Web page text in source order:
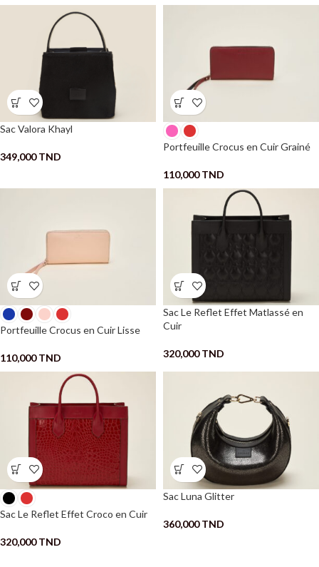
Sac Valora Khayl
349,000TND
Portfeuille Crocus en Cuir Grainé
110,000TND
Portfeuille Crocus en Cuir Lisse
110,000TND
Sac Le Reflet Effet Matlassé en
Cuir
320,000TND
Sac Le Reflet Effet Croco en Cuir
320,000TND
Sac Luna Glitter
360,000TND